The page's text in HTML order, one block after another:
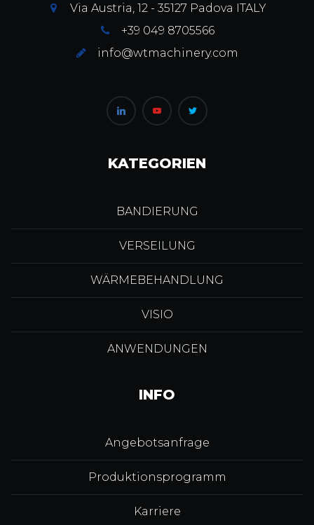
Via Austria, 12 - 35127 Padova ITALY
+39 049 8705566
info@wtmachinery.com
KATEGORIEN
BANDIERUNG
VERSEILUNG
WÄRMEBEHANDLUNG
VISIO
ANWENDUNGEN
INFO
Angebotsanfrage
Produktionsprogramm
Karriere